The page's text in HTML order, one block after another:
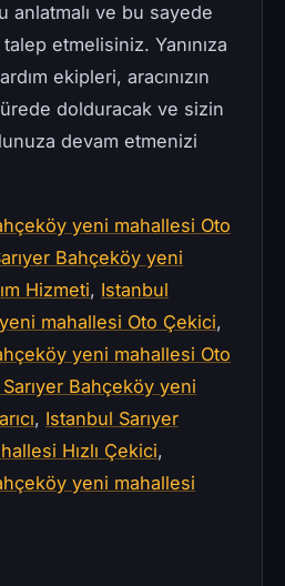
anlatmalı ve bu sayede
etmelisiniz. Yanınıza
ekipleri, aracınızın
dolduracak ve sizin
devam etmenizi
yeni mahallesi Oto
Bahçeköy yeni
Hizmeti, Istanbul
mahallesi Oto Çekici,
yeni mahallesi Oto
Bahçeköy yeni
, Istanbul Sarıyer
Hızlı Çekici,
yeni mahallesi